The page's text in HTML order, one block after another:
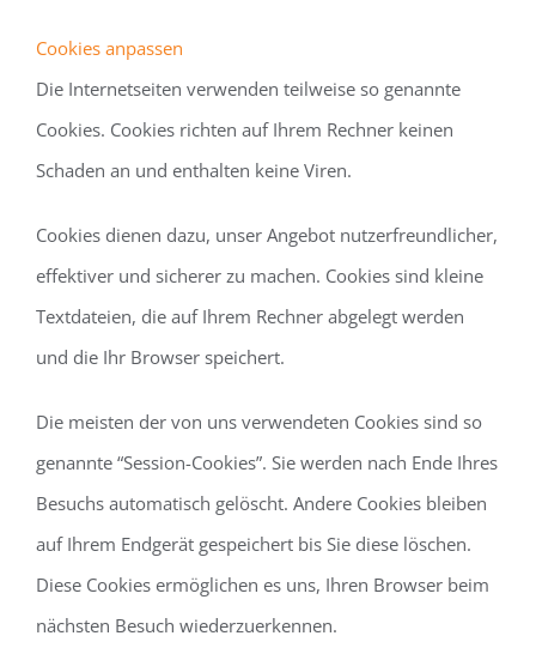
Cookies anpassen
Die Internetseiten verwenden teilweise so genannte
Cookies. Cookies richten auf Ihrem Rechner keinen
Schaden an und enthalten keine Viren.
Cookies dienen dazu, unser Angebot nutzerfreundlicher,
effektiver und sicherer zu machen. Cookies sind kleine
Textdateien, die auf Ihrem Rechner abgelegt werden
und die Ihr Browser speichert.
Die meisten der von uns verwendeten Cookies sind so
genannte “Session-Cookies”. Sie werden nach Ende Ihres
Besuchs automatisch gelöscht. Andere Cookies bleiben
auf Ihrem Endgerät gespeichert bis Sie diese löschen.
Diese Cookies ermöglichen es uns, Ihren Browser beim
nächsten Besuch wiederzuerkennen.